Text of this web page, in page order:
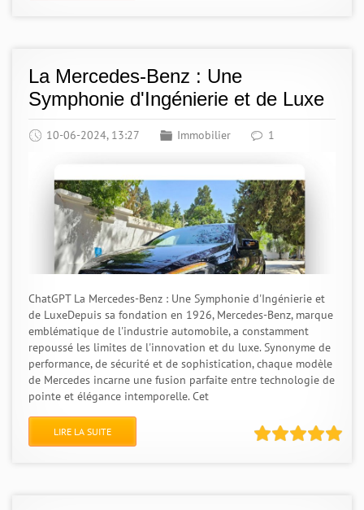
La Mercedes-Benz : Une
Symphonie d'Ingénierie et de Luxe
10-06-2024, 13:27 Immobilier 1
ChatGPT La Mercedes-Benz : Une Symphonie d'Ingénierie et
de LuxeDepuis sa fondation en 1926, Mercedes-Benz, marque
emblématique de l'industrie automobile, a constamment
repoussé les limites de l'innovation et du luxe. Synonyme de
performance, de sécurité et de sophistication, chaque modèle
de Mercedes incarne une fusion parfaite entre technologie de
pointe et élégance intemporelle. Cet
LIRE LA SUITE